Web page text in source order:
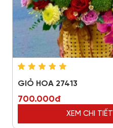
GIỎ HOA 27413
700.000đ
XEM CHI TIẾT